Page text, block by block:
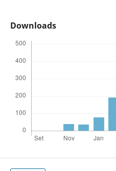
Downloads